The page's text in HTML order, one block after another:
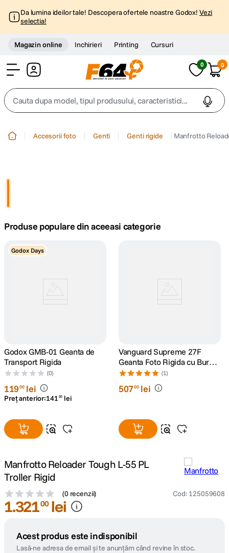
Da lumina ideilor tale! Descopera ofertele noastre Godox! Vezi
selectia!
Magazin online Inchirieri Printing Cursuri
0 0
Cauta dupa model, tipul produsului, caracteristici...
4. peak design
5. canon sx740 hs
9 . insta 360
10 . godox
Accesorii foto Genti Genti rigide Manfrotto
Produse populare din aceeasi categorie
Godox Days
Godox GMB-01 Geanta de
Transport Rigida
(0)
11900 lei
Preț anterior:141 00 lei
Vanguard Supreme 27F
Geanta Foto Rigida cu Burete
Interior
(1)
50700 lei
Manfrotto Reloader Tough L-55 PL
Troller Rigid
(0 recenzii) Cod: 125059608
1.32100 lei
Acest produs este indisponibil
Lasă-ne adresa de email și te anunțăm când revine în stoc.